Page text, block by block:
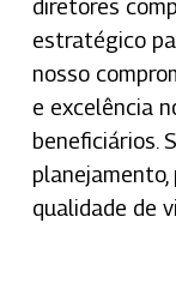
diretores
estratégico
nosso
e excelência
beneficiários.
qualidade de